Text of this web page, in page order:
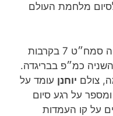
העברית בשנת ה-50 לסיום מלחמת העולם
שהיה סמח״ט 7 בקרבות
כמ״פ בבריגדה.
צולם יוחנן עומד על
על רגע סיום
על קו העמדות